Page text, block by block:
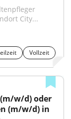
City...
Vollzeit
w/d) oder
(m/w/d) in